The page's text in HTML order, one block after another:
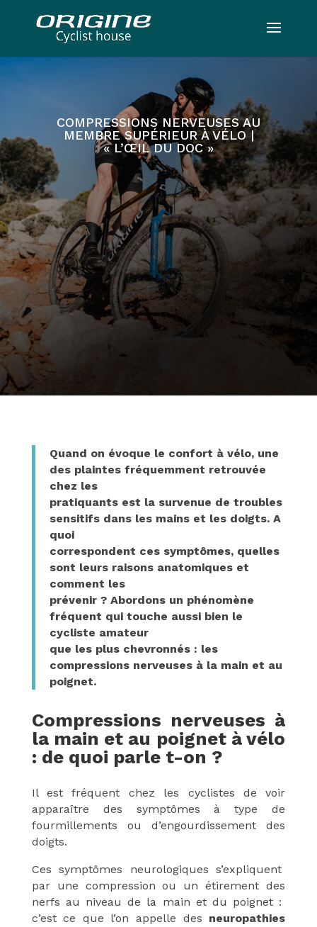
COMPRESSIONS NERVEUSES AU
MEMBRE SUPÉRIEUR À VÉLO |
« L’ŒIL DU DOC »
Quand on évoque le confort à vélo, une
des plaintes fréquemment retrouvée
chez les
pratiquants est la survenue de troubles
sensitifs dans les mains et les doigts. A
quoi
correspondent ces symptômes, quelles
sont leurs raisons anatomiques et
comment les
prévenir ? Abordons un phénomène
fréquent qui touche aussi bien le
cycliste amateur
que les plus chevronnés : les
compressions nerveuses à la main et au
poignet.
Compressions nerveuses à
la main et au poignet à vélo
: de quoi parle t-on ?
Il est fréquent chez les cyclistes de voir
apparaître des symptômes à type de
fourmillements ou d’engourdissement des
doigts.
Ces symptômes neurologiques s’expliquent
par une compression ou un étirement des
nerfs au niveau de la main et du poignet :
c’est ce que l’on appelle des neuropathies